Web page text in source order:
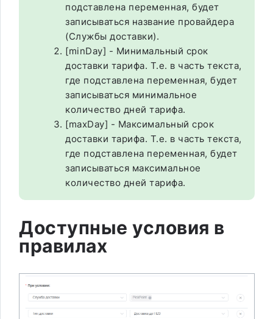
подставлена переменная, будет
записываться название провайдера
(Службы доставки).
[minDay] - Минимальный срок
доставки тарифа. Т.е. в часть текста,
где подставлена переменная, будет
записываться минимальное
количество дней тарифа.
[maxDay] - Максимальный срок
доставки тарифа. Т.е. в часть текста,
где подставлена переменная, будет
записываться максимальное
количество дней тарифа.
Доступные условия в
правилах